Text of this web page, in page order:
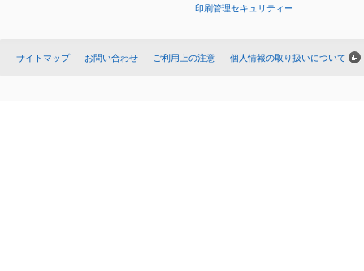
印刷管理セキュリティー
サイトマップ お問い合わせ ご利用上の注意 個人情報の取り扱いについて